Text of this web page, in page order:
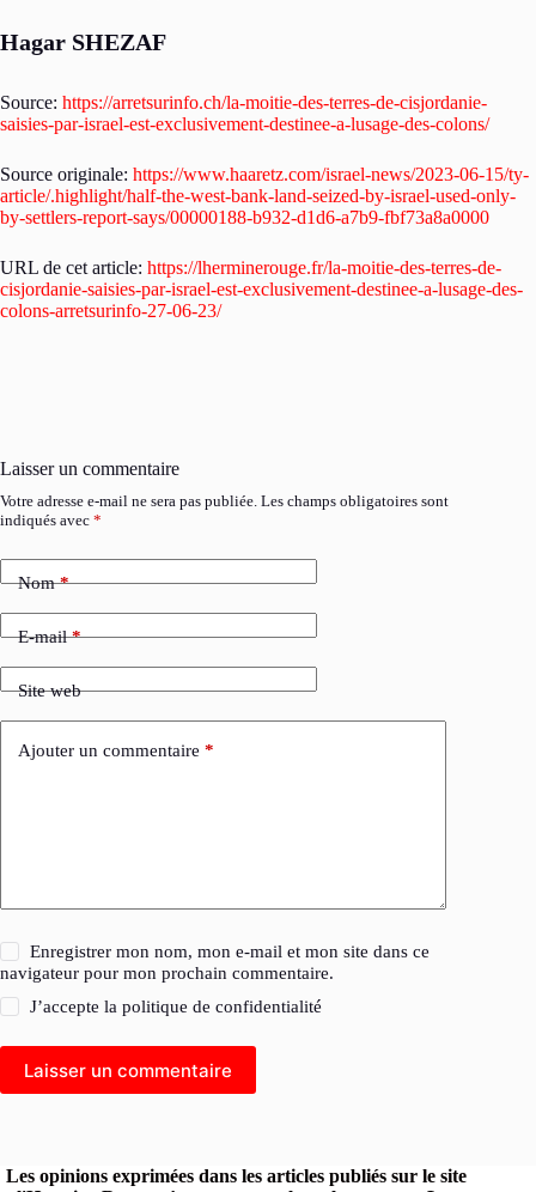
Hagar SHEZAF
Source: https://arretsurinfo.ch/la-moitie-des-terres-de-cisjordanie-
saisies-par-israel-est-exclusivement-destinee-a-lusage-des-colons/
Source originale: https://www.haaretz.com/israel-news/2023-06-15/ty-
article/.highlight/half-the-west-bank-land-seized-by-israel-used-only-
by-settlers-report-says/00000188-b932-d1d6-a7b9-fbf73a8a0000
URL de cet article: https://lherminerouge.fr/la-moitie-des-terres-de-
cisjordanie-saisies-par-israel-est-exclusivement-destinee-a-lusage-des-
colons-arretsurinfo-27-06-23/
Laisser un commentaire
Votre adresse e-mail ne sera pas publiée. Les champs obligatoires sont
indiqués avec *
Nom*
E-mail*
Site web
Ajouter un commentaire *
Enregistrer mon nom, mon e-mail et mon site dans ce
navigateur pour mon prochain commentaire.
J’accepte lapolitique de confidentialité
Laisser un commentaire
Les opinions exprimées dans les articles publiés sur le site